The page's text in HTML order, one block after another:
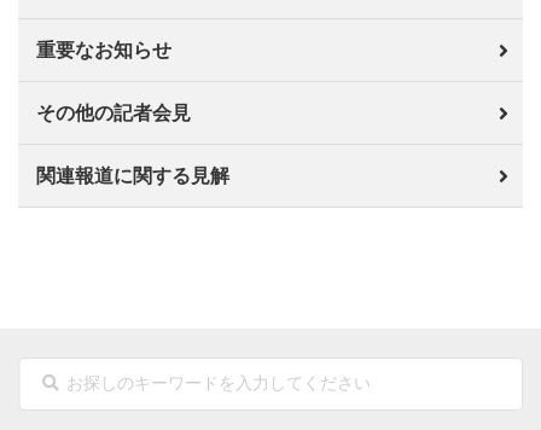
重要なお知らせ
その他の記者会見
関連報道に関する見解